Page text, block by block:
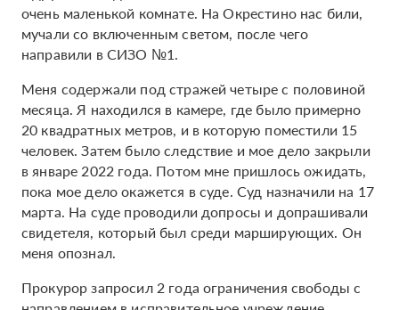
очень маленькой комнате. На Окрестино нас били,
мучали со включенным светом, после чего
направили в СИЗО №1.
Меня содержали под стражей четыре с половиной
месяца. Я находился в камере, где было примерно
20 квадратных метров, и в которую поместили 15
человек. Затем было следствие и мое дело закрыли
в январе 2022 года. Потом мне пришлось ожидать,
пока мое дело окажется в суде. Суд назначили на 17
марта. На суде проводили допросы и допрашивали
свидетеля, который был среди марширующих. Он
меня опознал.
Прокурор запросил 2 года ограничения свободы с